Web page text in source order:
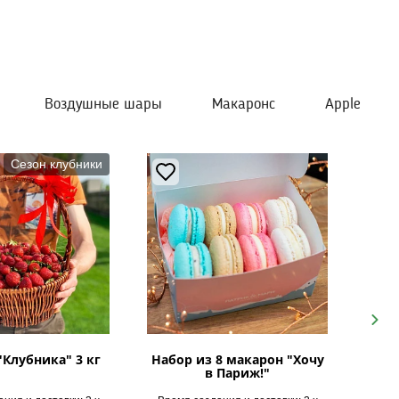
Воздушные шары Макаронс Apple
Сезон клубники
3 кг Набор из 8 макарон "Хочу
в Париж!"
Next